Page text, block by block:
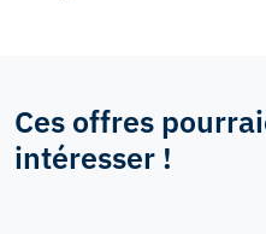
Ces offres
intéresser !